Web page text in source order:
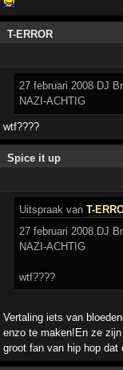
T-ERROR
27 februari 2008 DJ
NAZI-ACHTIG
wtf????
Spice it up
Uitspraak vanT-
27 februari 2008 DJ
NAZI-ACHTIG
wtf????
Vertaling iets van
enzo te maken!En ze
groot fan van hip hop dat